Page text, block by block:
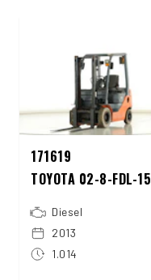
171619
TOYOTA 02-8-FDL-15
Diesel
2013
1.014